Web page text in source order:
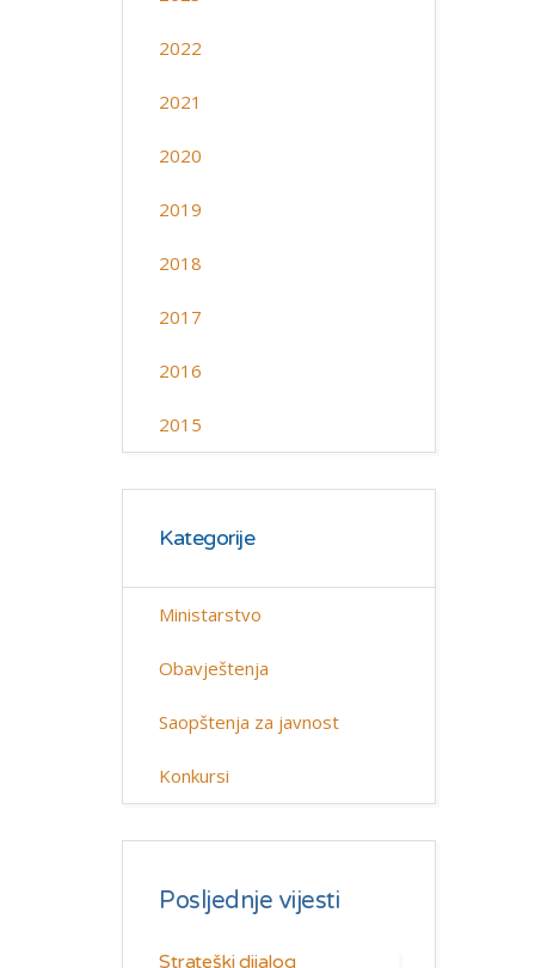
2022
2021
2020
2019
2018
2017
2016
2015
Kategorije
Ministarstvo
Obavještenja
Saopštenja za javnost
Konkursi
Posljednje vijesti
Strateški dijalog